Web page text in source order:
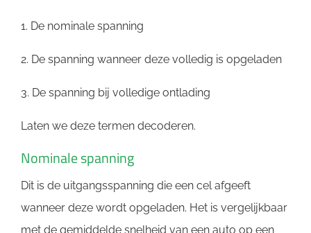
1. De nominale spanning
2. De spanning wanneer deze volledig is opgeladen
3. De spanning bij volledige ontlading
Laten we deze termen decoderen.
Nominale spanning
Dit is de uitgangsspanning die een cel afgeeft
wanneer deze wordt opgeladen. Het is vergelijkbaar
met de gemiddelde snelheid van een auto op een